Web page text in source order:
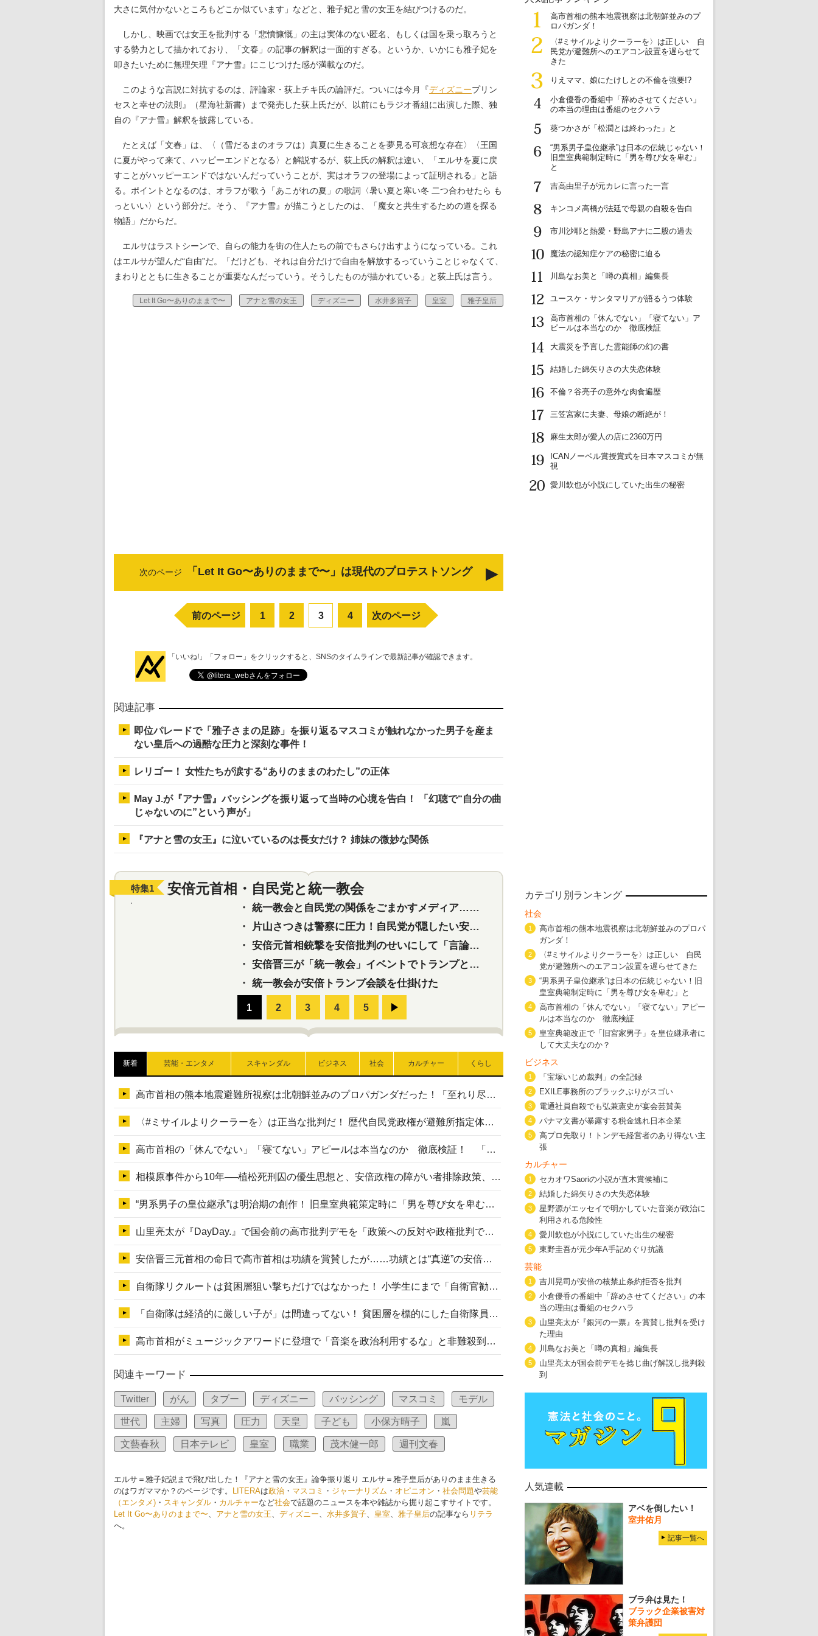
大さに気付かないところもどこか似ています」などと、雅子妃と雪の女王を結びつけるのだ。
しかし、映画では女王を批判する「悲憤慷慨」の主は実体のない匿名、もしくは国を乗っ取ろうと
する勢力として描かれており、「文春」の記事の解釈は一面的すぎる。というか、いかにも雅子妃を
叩きたいために無理矢理『アナ雪』にこじつけた感が満載なのだ。
このような言説に対抗するのは、評論家・荻上チキ氏の論評だ。ついには今月『ディズニープリン
セスと幸せの法則』（星海社新書）まで発売した荻上氏だが、以前にもラジオ番組に出演した際、独
自の『アナ雪』解釈を披露している。
たとえば「文春」は、〈（雪だるまのオラフは）真夏に生きることを夢見る可哀想な存在〉〈王国
に夏がやって来て、ハッピーエンドとなる〉と解説するが、荻上氏の解釈は違い、「エルサを夏に戻
すことがハッピーエンドではないんだっていうことが、実はオラフの登場によって証明される」と語
る。ポイントとなるのは、オラフが歌う「あこがれの夏」の歌詞〈暑い夏と寒い冬 二つ合わせたら も
っといい〉という部分だ。そう、『アナ雪』が描こうとしたのは、「魔女と共生するための道を探る
物語」だからだ。
エルサはラストシーンで、自らの能力を街の住人たちの前でもさらけ出すようになっている。これ
はエルサが望んだ“自由”だ。「だけども、それは自分だけで自由を解放するっていうことじゃなくて、
まわりとともに生きることが重要なんだっていう。そうしたものが描かれている」と荻上氏は言う。
Let It Go〜ありのままで〜 アナと雪の女王 ディズニー 水井多賀子 皇室 雅子皇后
次のページ 「Let It Go〜ありのままで〜」は現代のプロテストソング
前のページ 1 2 3 4 次のページ
「いいね!」「フォロー」をクリックすると、SNSのタイムラインで最新記事が確認できます。
関連記事
即位パレードで「雅子さまの足跡」を振り返るマスコミが触れなかった男子を産ま
ない皇后への過酷な圧力と深刻な事件！
レリゴー！ 女性たちが涙する“ありのままのわたし”の正体
May J.が『アナ雪』バッシングを振り返って当時の心境を告白！ 「幻聴で“自分の曲
じゃないのに”という声が」
『アナと雪の女王』に泣いているのは長女だけ？ 姉妹の微妙な関係
特集1 安倍元首相・自民党と統一教会
・ 統一教会と自民党の関係をごまかすメディア…民放は有田芳生に発言自粛を要求
・
片山さつきは警察に圧力！自民党が隠したい安倍元首相と統一教会の深い関係
・ 安倍元首相銃撃を安倍批判のせいにして「言論封殺」に利用する自民党応援団
・ 安倍晋三が「統一教会」イベントでトランプと演説！同性婚や夫婦別姓を攻撃
・ 統一教会が安倍トランプ会談を仕掛けた
東京五輪強行開催特別企画 大ウソだら
・ 大ウソだらけの東京五輪！ 安倍・菅・森はどんな嘘を
・ 五輪関係者が入国当日、築地を散歩！
・ 五輪でIOCラウンジ以外にVIPルーム、広告代理店は物品購入
新着 芸能・エンタメ スキャンダル ビジネス 社会 カルチャー くらし
高市首相の熊本地震避難所視察は北朝鮮並みのプロパガンダだった！「至れり尽くせり」の選ばれた避難所の一方で実態は…
〈#ミサイルよりクーラーを〉は正当な批判だ！ 歴代自民党政権が避難所指定体育館へのエアコン設置を遅らせてきた客観的事実
高市首相の「休んでない」「寝てない」アピールは本当なのか 徹底検証！ 「資料読み込み」「アイロンがけ」も矛盾だらけ…
相模原事件から10年──植松死刑囚の優生思想と、安倍政権の障がい者排除政策、右派勢力の差別主義との関係を改めて問う
“男系男子の皇位継承”は明治期の創作！ 旧皇室典範策定時に「男を尊び女を卑むの慣習、人民の脳髄」とトンデモ論で女性天皇を否定
山里亮太が『DayDay.』で国会前の高市批判デモを「政策への反対や政権批判でない」と捻じ曲げ解説 デモ参加者から批判殺到
安倍晋三元首相の命日で高市首相は功績を賞賛したが……功績とは“真逆”の安倍元首相のトンデモ発言を振り返る
自衛隊リクルートは貧困層狙い撃ちだけではなかった！ 小学生にまで「自衛官勧誘」目的のパンフレット作成
「自衛隊は経済的に厳しい子が」は間違ってない！ 貧困層を標的にした自衛隊員募集、やす子、山上被告も…日本でも進む“経済的徴兵制”
高市首相がミュージックアワードに登壇で「音楽を政治利用するな」と非難殺到！ MAJの国策的本質を批判する声も
関連キーワード
Twitter がん タブー ディズニー バッシング マスコミ モデル
世代 主婦 写真 圧力 天皇 子ども 小保方晴子 嵐
文藝春秋 日本テレビ 皇室 職業 茂木健一郎 週刊文春
エルサ＝雅子妃説まで飛び出した！『アナと雪の女王』論争振り返り エルサ＝雅子皇后がありのまま生きる
のはワガママか？のページです。
LITERAは政治 ・ マスコミ ・ ジャーナリズム ・ オピニオン ・ 社会問題や芸能
（エンタメ) ・ スキャンダル ・ カルチャーなど社会で話題のニュースを本や雑誌から掘り起こすサイトです。
Let It Go〜ありのままで〜、 アナと雪の女王、 ディズニー、 水井多賀子、 皇室、 雅子皇后の記事なら リテラ
へ。
1
高市首相の熊本地震視察は北朝鮮並みのプ
ロパガンダ！
2
〈#ミサイルよりクーラーを〉は正しい 自
民党が避難所へのエアコン設置を遅らせて
きた
3
りえママ、娘にたけしとの不倫を強要!?
4
小倉優香の番組中「辞めさせてください」
の本当の理由は番組のセクハラ
5
葵つかさが「松潤とは終わった」と
6
“男系男子皇位継承”は日本の伝統じゃない！
旧皇室典範制定時に「男を尊び女を卑む」
と
7
吉高由里子が元カレに言った一言
8
キンコメ高橋が法廷で母親の自殺を告白
9
市川沙耶と熱愛・野島アナに二股の過去
10
魔法の認知症ケアの秘密に迫る
11
川島なお美と「噂の真相」編集長
12
ユースケ・サンタマリアが語るうつ体験
13
高市首相の「休んでない」「寝てない」ア
ピールは本当なのか 徹底検証
14
大震災を予言した霊能師の幻の書
15
結婚した綿矢りさの大失恋体験
16
不倫？谷亮子の意外な肉食遍歴
17
三笠宮家に夫妻、母娘の断絶が！
18
麻生太郎が愛人の店に2360万円
19
ICANノーベル賞授賞式を日本マスコミが無
視
20
愛川欽也が小説にしていた出生の秘密
カテゴリ別ランキング
社会
1
高市首相の熊本地震視察は北朝鮮並みのプロパ
ガンダ！
2
〈#ミサイルよりクーラーを〉は正しい 自民
党が避難所へのエアコン設置を遅らせてきた
3
“男系男子皇位継承”は日本の伝統じゃない！旧
皇室典範制定時に「男を尊び女を卑む」と
4
高市首相の「休んでない」「寝てない」アピー
ルは本当なのか 徹底検証
5
皇室典範改正で「旧宮家男子」を皇位継承者に
して大丈夫なのか？
ビジネス
1 「宝塚いじめ裁判」の全記録
2 EXILE事務所のブラックぶりがスゴい
3 電通社員自殺でも弘兼憲史が宴会芸賛美
4 パナマ文書が暴露する税金逃れ日本企業
5
高プロ先取り！トンデモ経営者のあり得ない主
張
カルチャー
1 セカオワSaoriの小説が直木賞候補に
2 結婚した綿矢りさの大失恋体験
3
星野源がエッセイで明かしていた音楽が政治に
利用される危険性
4 愛川欽也が小説にしていた出生の秘密
5 東野圭吾が元少年A手記めぐり抗議
芸能
1 吉川晃司が安倍の核禁止条約拒否を批判
2
小倉優香の番組中「辞めさせてください」の本
当の理由は番組のセクハラ
3
山里亮太が『銀河の一票』を賞賛し批判を受け
た理由
4 川島なお美と「噂の真相」編集長
5
山里亮太が国会前デモを捻じ曲げ解説し批判殺
到
人気連載
アベを倒したい！
室井佑月
記事一覧へ
ブラ弁は見た！
ブラック企業被害対
策弁護団